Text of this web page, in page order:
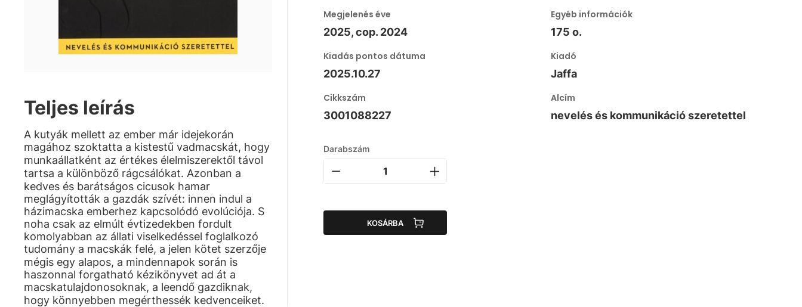
Teljes leírás
A kutyák mellett az ember már idejekorán
magához szoktatta a kistestű vadmacskát, hogy
munkaállatként az értékes élelmiszerektől távol
tartsa a különböző rágcsálókat. Azonban a
kedves és barátságos cicusok hamar
meglágyították a gazdák szívét: innen indul a
házimacska emberhez kapcsolódó evolúciója. S
noha csak az elmúlt évtizedekben fordult
komolyabban az állati viselkedéssel foglalkozó
tudomány a macskák felé, a jelen kötet szerzője
mégis egy alapos, a mindennapok során is
haszonnal forgatható kézikönyvet ad át a
macskatulajdonosoknak, a leendő gazdiknak,
hogy könnyebben megérthessék kedvenceiket.
Megjelenés éve
2025, cop. 2024
Egyéb információk
175 o.
Kiadás pontos dátuma
2025.10.27
Kiadó
Jaffa
Cikkszám
3001088227
Alcím
nevelés és kommunikáció szeretettel
Darabszám
KOSÁRBA